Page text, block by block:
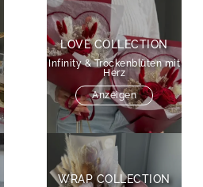
LOVE COLLECTION
Infinity & Trockenblüten mit
Herz
Anzeigen
WRAP COLLECTION